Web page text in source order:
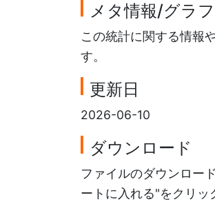
メタ情報/グラ
この統計に関する情報
す。
更新日
2026-06-10
ダウンロード
ファイルのダウンロー
ートに入れる"をクリッ